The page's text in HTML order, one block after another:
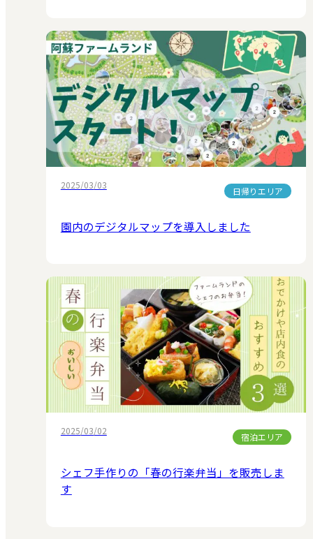
2025/03/03
日帰りエリア
園内のデジタルマップを導入しました
2025/03/02
宿泊エリア
シェフ手作りの「春の行楽弁当」を販売しま
す